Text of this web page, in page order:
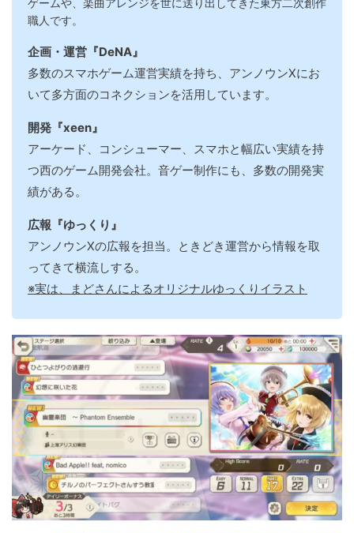
職人です。
企画・運営『DeNA』
多数のスマホゲーム運営実績を持ち、アンノウンXにお
いて多方面のコネクションを活用しています。
開発『xeen』
アーケード、コンシューマー、スマホと幅広い実績を持
つ西のゲーム開発会社。音ゲー制作にも、多数の開発実
績がある。
広報『ゆっくり』
アンノウンXの広報を担当。ときどき運営から情報を取
ってきて横流しする。
※実は、まどさんによるオリジナルゆっくりイラスト